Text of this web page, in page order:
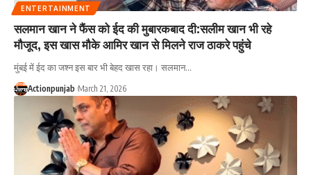
ENTERTAINMENT
सलमान खान ने फैंस को ईद की मुबारकबाद दी:सलीम खान भी रहे
मौजूद, इस खास मौके आमिर खान से मिलने राज ठाकरे पहुंचे
मुंबई में ईद का जश्न इस बार भी बेहद खास रहा। सलमान…
Actionpunjab March 21, 2026